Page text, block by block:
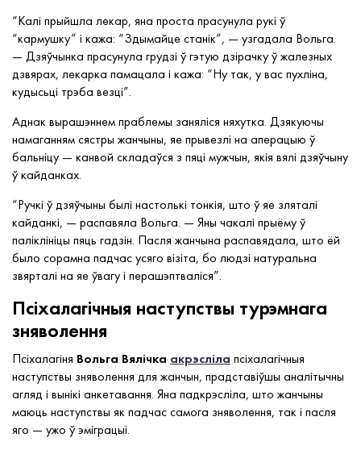
“Калі прыйшла лекар, яна проста прасунула рукі ў
“кармушку” і кажа: “Здымайце станік”, — узгадала Вольга.
— Дзяўчынка прасунула грудзі ў гэтую дзірачку ў жалезных
дзвярах, лекарка памацала і кажа: “Ну так, у вас пухліна,
кудысьці трэба везці”.
Аднак вырашэннем праблемы заняліся няхутка. Дзякуючы
намаганням сястры жанчыны, яе прывезлі на аперацыю ў
бальніцу — канвой складаўся з пяці мужчын, якія вялі дзяўчыну
ў кайданках.
“Ручкі ў дзяўчыны былі настолькі тонкія, што ў яе зляталі
кайданкі, — распавяла Вольга. — Яны чакалі прыёму ў
паліклініцы пяць гадзін. Пасля жанчына распавядала, што ёй
было сорамна падчас усяго візіта, бо людзі натуральна
звярталі на яе ўвагу і перашэптваліся”.
Псіхалагічныя наступствы турэмнага
зняволення
Псіхалагіня Вольга Вялічка акрэсліла псіхалагічныя
наступствы зняволення для жанчын, прадставіўшы аналітычны
агляд і вынікі анкетавання. Яна падкрэсліла, што жанчыны
маюць наступствы як падчас самога зняволення, так і пасля
яго — ужо ў эміграцыі.